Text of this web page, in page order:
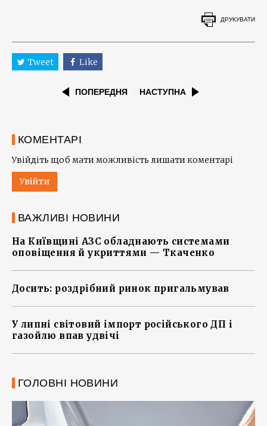
ДРУКУВАТИ
Tweet Like
ПОПЕРЕДНЯ НАСТУПНА
КОМЕНТАРІ
Увійдіть щоб мати можливість лишати коментарі
Увійти
ВАЖЛИВІ НОВИНИ
На Київщині АЗС обладнають системами
оповіщення й укриттями — Ткаченко
Досить: роздрібний ринок пригальмував
У липні світовий імпорт російського ДП і
газойлю впав удвічі
ГОЛОВНІ НОВИНИ